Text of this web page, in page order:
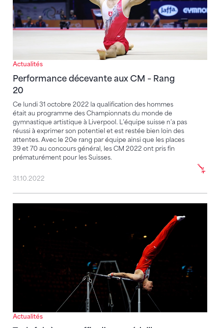
Actualités
Performance décevante aux CM – Rang
20
Ce lundi 31 octobre 2022 la qualification des hommes
était au programme des Championnats du monde de
gymnastique artistique à Liverpool. L’équipe suisse n’a pas
réussi à exprimer son potentiel et est restée bien loin des
attentes. Avec le 20e rang par équipe ainsi que les places
39 et 70 au concours général, les CM 2022 ont pris fin
prématurément pour les Suisses.
31.10.2022
Actualités